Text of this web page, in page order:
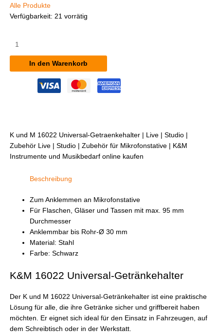
Alle Produkte
Verfügbarkeit: 21 vorrätig
16022
Universal-
Getränkehalter
In den Warenkorb
K und M 16022 Universal-Getraenkehalter | Live | Studio |
Zubehör Live | Studio | Zubehör für Mikrofonstative | K&M
Instrumente und Musikbedarf online kaufen
Beschreibung
Zum Anklemmen an Mikrofonstative
Für Flaschen, Gläser und Tassen mit max. 95 mm
Durchmesser
Anklemmbar bis Rohr-Ø 30 mm
Material: Stahl
Farbe: Schwarz
K&M 16022 Universal-Getränkehalter
Der K und M 16022 Universal-Getränkehalter ist eine praktische
Lösung für alle, die ihre Getränke sicher und griffbereit haben
möchten. Er eignet sich ideal für den Einsatz in Fahrzeugen, auf
dem Schreibtisch oder in der Werkstatt.